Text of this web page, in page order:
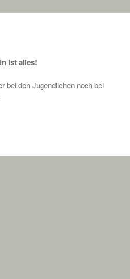
ist alles!
bei den Jugendlichen noch bei